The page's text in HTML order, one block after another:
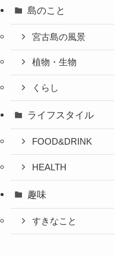
島のこと
宮古島の風景
植物・生物
くらし
ライフスタイル
FOOD&DRINK
HEALTH
趣味
すきなこと